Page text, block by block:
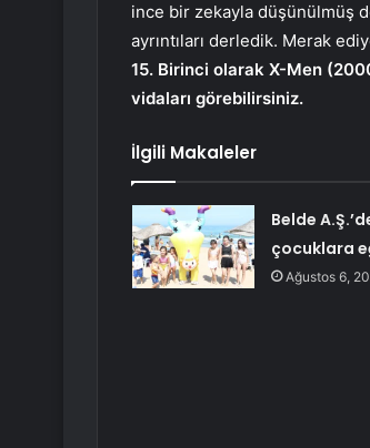
ince bir zekayla düşünülmüş
ayrıntıları derledik. Merak
15. Birinci olarak X-Men
vidaları görebilirsiniz.
İlgili Makaleler
Belde
çocuklara
Ağustos 6,